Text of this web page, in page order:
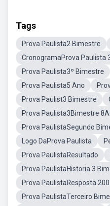
Tags
Prova Paulista2 Bimestre
CronogramaProva Paulista
Prova Paulista3º Bimestre
Prova Paulista5 Ano
Prova Paulist3 Bimestre
Prova Paulista3Bimestre
Prova PaulistaSegundo
Logo DaProva Paulista
Prova PaulistaResultado
Prova PaulistaHistoria 3
Prova PaulistaResposta
Prova PaulistaTerceiro